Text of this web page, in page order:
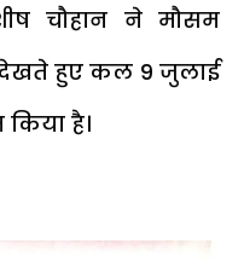
चौहान ने मौसम
देखते हुए कल 9 जुलाई
है।